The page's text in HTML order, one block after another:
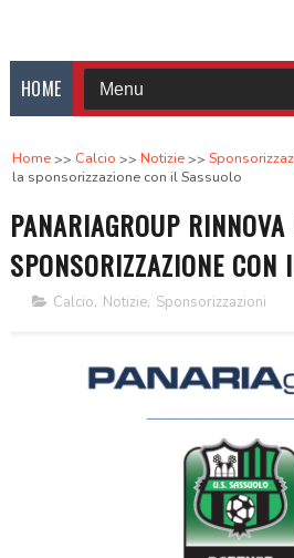
HOME
Home Calcio Notizie
la sponsorizzazione con il Sassuolo
PANARIAGROUP
SPONSORIZZAZIONE CON
Calcio, Notizie, Sponsorizzazioni